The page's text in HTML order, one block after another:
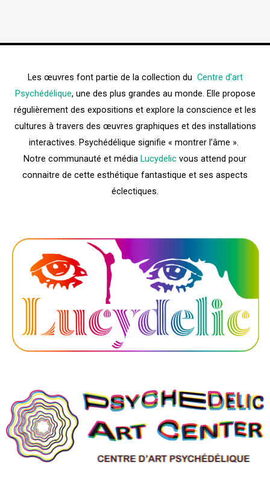
Les œuvres font partie de la collection du Centre d’art
Psychédélique, une des plus grandes au monde. Elle propose
régulièrement des expositions et explore la conscience et les
cultures à travers des œuvres graphiques et des installations
interactives. Psychédélique signifie « montrer l’âme ».
Notre communauté et média Lucydelic vous attend pour
connaitre de cette esthétique fantastique et ses aspects
éclectiques.